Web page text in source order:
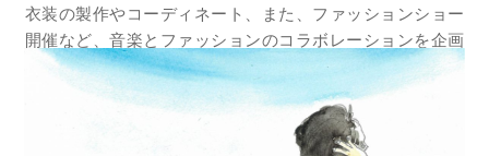
衣装の製作やコーディネート、また、ファッションショー
開催など、音楽とファッションのコラボレーションを企画
し、東日本大震災のチャリティーや復興支援を行ないたい
と考えている。
音楽とファッションを通して、沢山の人に幸せと希望を感
じてもらうことを強く望み、活動を続けている。